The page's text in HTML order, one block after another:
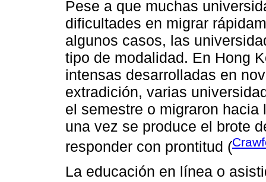
Pese a que muchas
dificultades en migrar
algunos casos, las
tipo de modalidad. En Hong
intensas desarrolladas en
extradición, varias
el semestre o migraron
una vez se produce el brote
responder con prontitud (
La educación en línea o